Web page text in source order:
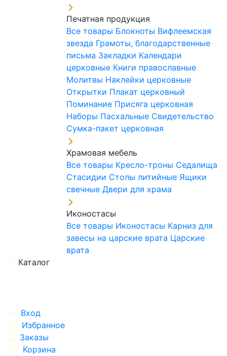
Печатная продукция
Все товары Блокноты Вифлеемская
звезда Грамоты, благодарственные
письма Закладки Календари
церковные Книги православные
Молитвы Наклейки церковные
Открытки Плакат церковный
Поминание Присяга церковная
Наборы Пасхальные Свидетельство
Сумка-пакет церковная
Храмовая мебель
Все товары Кресло-троны Седалища
Стасидии Столы литийные Ящики
свечные Двери для храма
Иконостасы
Все товары Иконостасы Карниз для
завесы на царские врата Царские
врата
Каталог
Вход
Избранное
Заказы
Корзина